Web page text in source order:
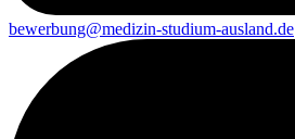
bewerbung@medizin-studium-ausland.de